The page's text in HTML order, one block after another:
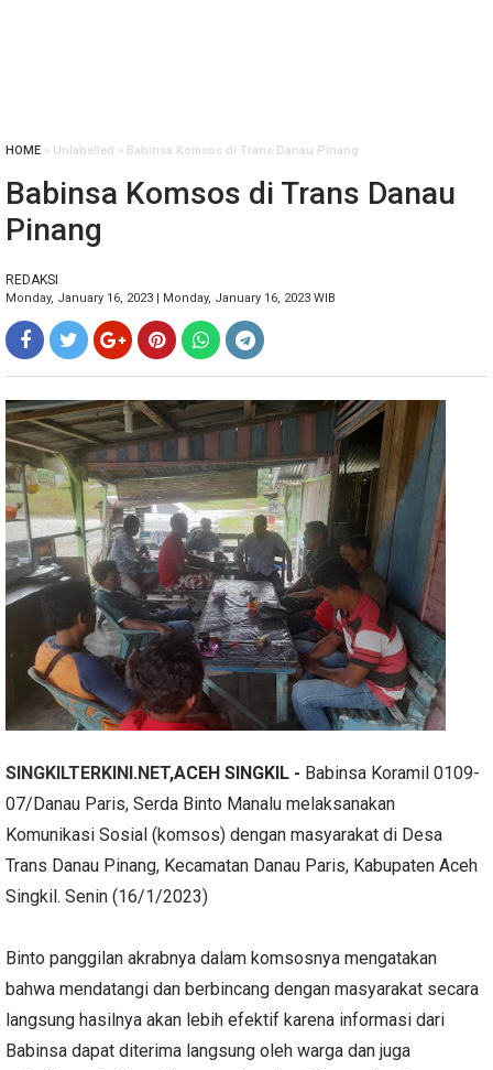
HOME » Unlabelled » Babinsa Komsos di Trans Danau Pinang
Babinsa Komsos di Trans Danau
Pinang
REDAKSI
Monday, January 16, 2023 | Monday, January 16, 2023 WIB
SINGKILTERKINI.NET,ACEH SINGKIL - Babinsa Koramil 0109-
07/Danau Paris, Serda Binto Manalu melaksanakan
Komunikasi Sosial (komsos) dengan masyarakat di Desa
Trans Danau Pinang, Kecamatan Danau Paris, Kabupaten Aceh
Singkil. Senin (16/1/2023)
Binto panggilan akrabnya dalam komsosnya mengatakan
bahwa mendatangi dan berbincang dengan masyarakat secara
langsung hasilnya akan lebih efektif karena informasi dari
Babinsa dapat diterima langsung oleh warga dan juga